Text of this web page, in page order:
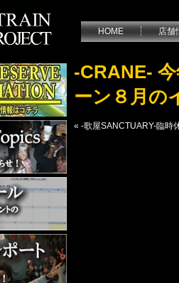
HOME 店舗
-CRANE-
ーン８月
« -歌屋SANCTUARY-臨時